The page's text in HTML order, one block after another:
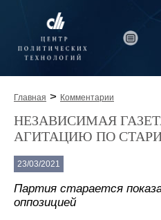
Главная > Комментарии
НЕЗАВИСИМАЯ
АГИТАЦИЮ ПО
23/03/2021
‎Партия старается
оппозицией